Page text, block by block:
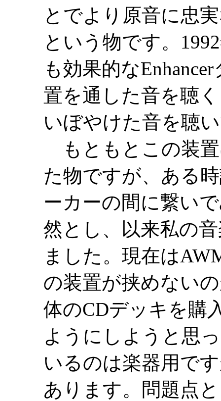
とでより原音に忠
という物です。
も効果的な
置を通した音を聴
いぼやけた音を聴
もともとこの装
た物ですが、ある
ーカーの間に繋い
然とし、以来私の
ました。現在は
の装置が挟めない
体のCDデッキを購
ようにしようと思
いるのは楽器用で
あります。問題点